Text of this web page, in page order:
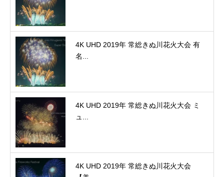
4K UHD 2019年 常総きぬ川花火大会 有
名...
4K UHD 2019年 常総きぬ川花火大会 ミ
ュ...
4K UHD 2019年 常総きぬ川花火大会